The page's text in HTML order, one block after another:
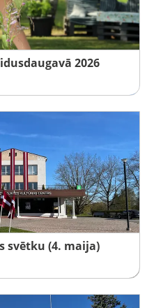
2026
svētku (4. maija)